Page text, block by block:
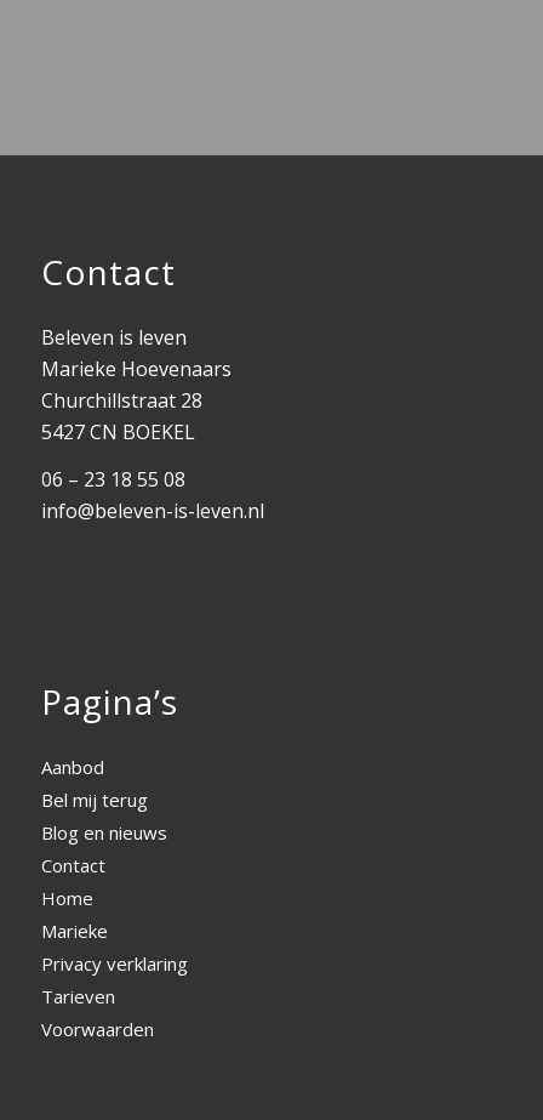
Contact
Beleven is leven
Marieke Hoevenaars
Churchillstraat 28
5427 CN BOEKEL
06 – 23 18 55 08
info@beleven-is-leven.nl
Pagina’s
Aanbod
Bel mij terug
Blog en nieuws
Contact
Home
Marieke
Privacy verklaring
Tarieven
Voorwaarden